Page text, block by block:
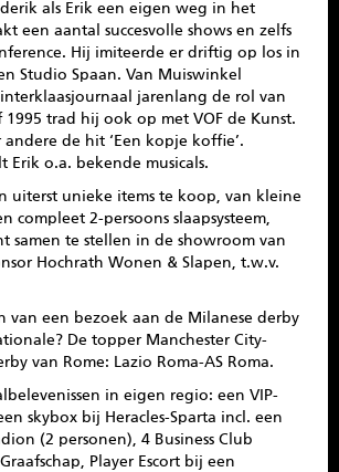
als Erik een eigen weg in het
een aantal succesvolle shows en zelfs
Hij imiteerde er driftig op los in
Studio Spaan. Van Muiswinkel
jarenlang de rol van
trad hij ook op met VOF de Kunst.
andere de hit ‘Een kopje koffie’.
Erik o.a. bekende musicals.
uiterst unieke items te koop, van kleine
compleet 2-persoons slaapsysteem,
samen te stellen in de showroom van
Hochrath Wonen & Slapen, t.w.v.
van een bezoek aan de Milanese derby
De topper Manchester City-
van Rome: Lazio Roma-AS Roma.
in eigen regio: een VIP-
skybox bij Heracles-Sparta incl. een
(2 personen), 4 Business Club
Player Escort bij een